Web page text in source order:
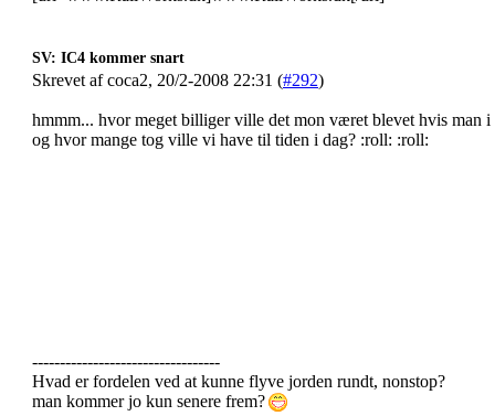
SV: IC4 kommer snart
Skrevet af coca2, 20/2-2008 22:31 (#292)
hmmm... hvor meget billiger ville det mon været blevet hvis man
og hvor mange tog ville vi have til tiden i dag? :roll: :roll:
----------------------------------
Hvad er fordelen ved at kunne flyve jorden rundt, nonstop?
man kommer jo kun senere frem?